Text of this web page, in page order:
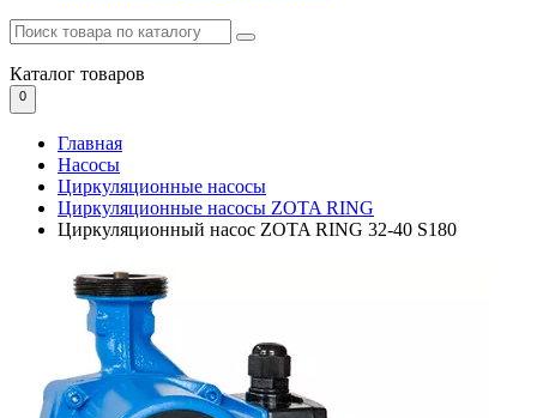
Каталог товаров
0
Главная
Насосы
Циркуляционные насосы
Циркуляционные насосы ZOTA RING
Циркуляционный насос ZOTA RING 32-40 S180